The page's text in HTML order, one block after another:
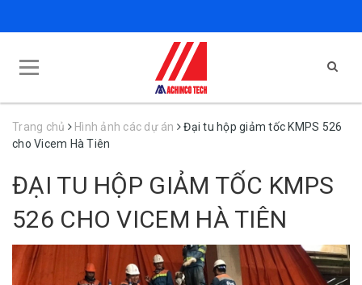
Trang chủ Hình ảnh các dự án
Đại tu hộp giảm tốc KMPS 526
cho Vicem Hà Tiên
ĐẠI TU HỘP GIẢM TỐC KMPS
526 CHO VICEM HÀ TIÊN